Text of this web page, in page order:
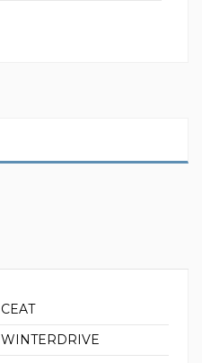
CEAT
WINTERDRIVE